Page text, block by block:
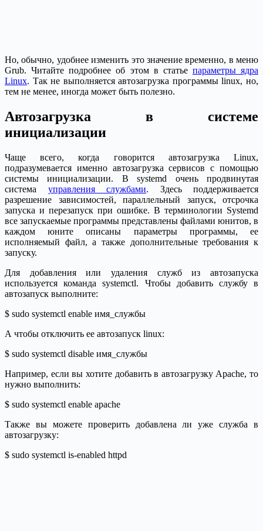
Но, обычно, удобнее изменить это значение временно, в меню
Grub. Читайте подробнее об этом в статье параметры ядра
Linux. Так не выполняется автозагрузка программы linux, но,
тем не менее, иногда может быть полезно.
Автозагрузка в системе
инициализации
Чаще всего, когда говорится автозагрузка Linux,
подразумевается именно автозагрузка сервисов с помощью
системы инициализации. В systemd очень продвинутая
система управления службами. Здесь поддерживается
разрешение зависимостей, параллельный запуск, отсрочка
запуска и перезапуск при ошибке. В терминологии Systemd
все запускаемые программы представлены файлами юнитов, в
каждом юните описаны параметры программы, ее
исполняемый файл, а также дополнительные требования к
запуску.
Для добавления или удаления служб из автозапуска
используется команда systemctl. Чтобы добавить службу в
автозапуск выполните:
$ sudo systemctl enable имя_службы
А чтобы отключить ее автозапуск linux:
$ sudo systemctl disable имя_службы
Например, если вы хотите добавить в автозагрузку Apache, то
нужно выполнить:
$ sudo systemctl enable apache
Также вы можете проверить добавлена ли уже служба в
автозагрузку:
$ sudo systemctl is-enabled httpd